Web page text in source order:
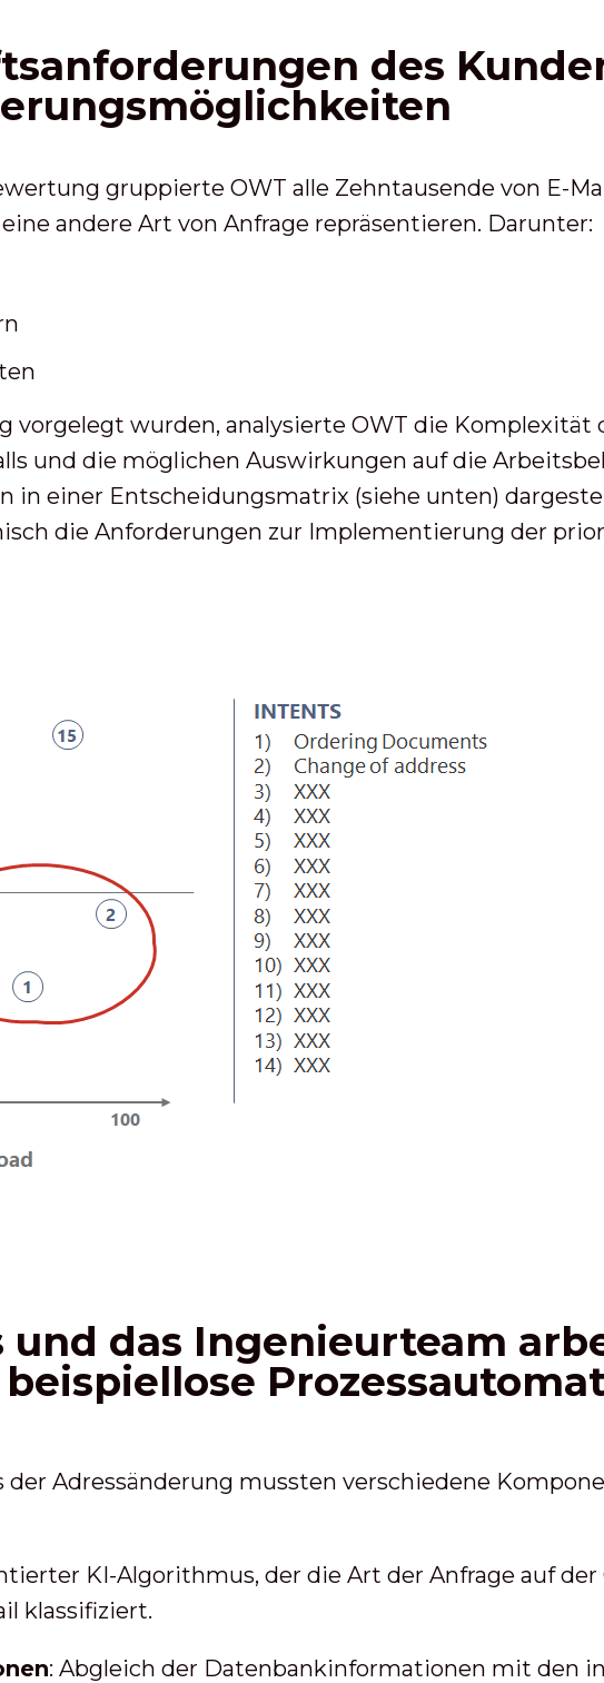
des
gruppierte OWT alle Zehntausende von E-
andere Art von Anfrage repräsentieren. Darunter:
vorgelegt wurden, analysierte OWT die Komplexität
und die möglichen Auswirkungen auf die
in einer Entscheidungsmatrix (siehe unten)
die Anforderungen zur Implementierung der
und das Ingenieurteam
Adressänderung mussten verschiedene
KI-Algorithmus, der die Art der Anfrage auf der
klassifiziert.
: Abgleich der Datenbankinformationen mit den